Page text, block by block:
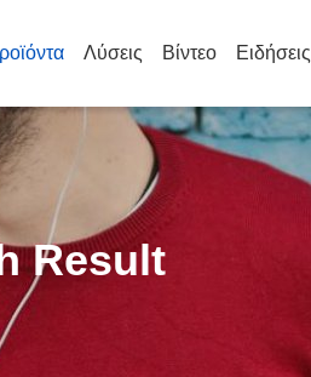
Λύσεις Βίντεο Ειδήσεις
Result